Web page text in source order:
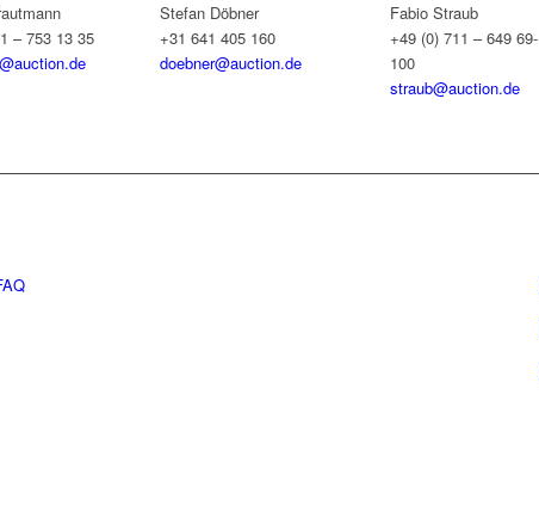
– 753 13 35
Stefan Döbner
+31 641 405 160
doebner@auction.de
Fabio Straub
+49 (0) 711 – 649 69-
100
straub@auction.de